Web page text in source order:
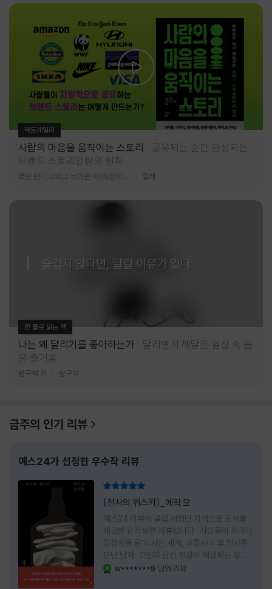
북트레일러
사람의 마음을 움직이는 스토리
공유되는 순간 완성되는
브랜드 스토리텔링의 원칙
알레
즐겁지 않다면, 달릴 이유가 없다
한 줄로 읽는 책
나는 왜 달리기를 좋아하는가
달리면서 깨달은 일상 속 숨
은 즐거움
방구석 저 방구석
금주의 인기 리뷰
예스24가 선정한 우수작 리뷰
[천사의 위스키]_에릭 오
예스24 리뷰어 클럽 서평단 자격으로 도서를
제공받고 작성한 리뷰입니다 사람들이 저마다
등껍질을 달고 사는 세계, 교통사고 후 천사를
만난 남자, 고인이 남긴 영상이 재생되는 장례
식장에서 똥을 싼 개. 이 책에는 몇 줄만 읽어도
w*******9 님의 리뷰